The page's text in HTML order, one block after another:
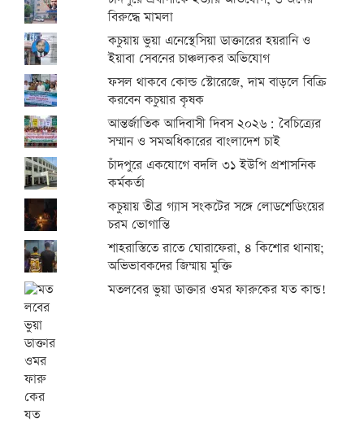
বিরুদ্ধে মামলা
কচুয়ায় ভুয়া এনেস্থেসিয়া ডাক্তারের হয়রানি ও
ইয়াবা সেবনের চাঞ্চল্যকর অভিযোগ
ফসল থাকবে কোল্ড স্টোরেজে, দাম বাড়লে বিক্রি
করবেন কচুয়ার কৃষক
আন্তর্জাতিক আদিবাসী দিবস ২০২৬: বৈচিত্র্যের
সম্মান ও সমঅধিকারের বাংলাদেশ চাই
চাঁদপুরে একযোগে বদলি ৩১ ইউপি প্রশাসনিক
কর্মকর্তা
কচুয়ায় তীব্র গ্যাস সংকটের সঙ্গে লোডশেডিংয়ের
চরম ভোগান্তি
শাহরাস্তিতে রাতে ঘোরাফেরা, ৪ কিশোর থানায়;
অভিভাবকদের জিম্মায় মুক্তি
মতলবের ভুয়া ডাক্তার ওমর ফারুকের যত কান্ড!